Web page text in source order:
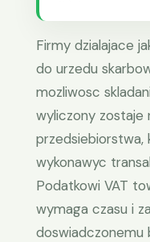
Firmy dzialajace
do urzedu
mozliwosc
wyliczony zostaje
przedsiebiorstwa,
wykonawyc
Podatkowi VAT
wymaga czasu i
doswiadczonemu